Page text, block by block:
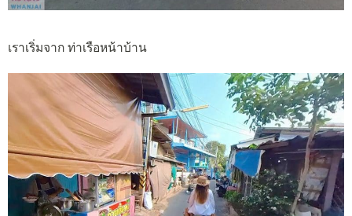
เราเริ่มจาก ท่าเรือหน้าบ้าน